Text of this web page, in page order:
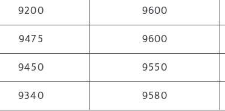
9200 9600
9475 9600
9450 9550
9340 9580